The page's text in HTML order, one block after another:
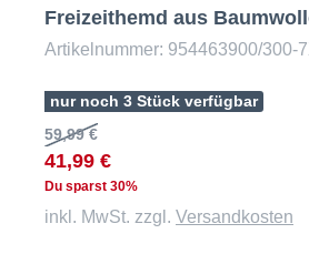
Freizeithemd aus
Artikelnummer: 954463900/300-
nur noch 3 Stück verfügbar
59,99 €
41,99 €
Du sparst 30%
inkl. MwSt. zzgl. Versandkosten